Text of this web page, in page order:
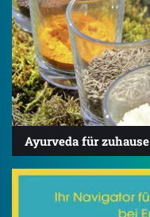
Ayurveda für zuhause